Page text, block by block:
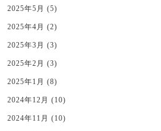
2025年5月 (5)
2025年4月 (2)
2025年3月 (3)
2025年2月 (3)
2025年1月 (8)
2024年12月 (10)
2024年11月 (10)